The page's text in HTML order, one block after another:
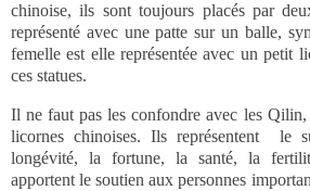
chinoise, ils sont toujours placés par
représenté avec une patte sur un balle,
femelle est elle représentée avec un petit
ces statues.
Il ne faut pas les confondre avec les Qilin,
licornes chinoises. Ils représentent le
longévité, la fortune, la santé, la
apportent le soutien aux personnes